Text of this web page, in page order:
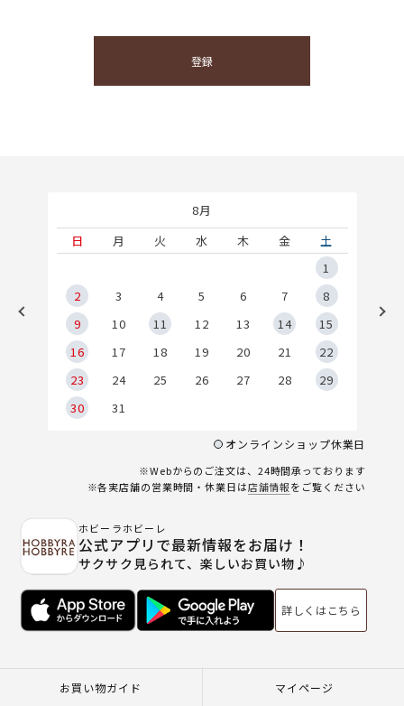
登録
8月
日
月 火 水 木 金
土
1
2
3 4 5 6 7
8
9
10 11 12 13 14
15
16
17 18 19 20 21
22
23
24 25 26 27 28
29
30
31
オンラインショップ休業日
※Webからのご注文は、24時間承っております
※各実店舗の営業時間・休業日は店舗情報をご覧ください
ホビーラホビーレ
公式アプリで最新情報をお届け！
サクサク見られて、楽しいお買い物♪
詳しくはこちら
お買い物ガイド マイページ